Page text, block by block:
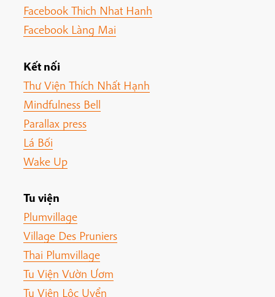
Facebook Thich Nhat Hanh
Facebook Làng Mai
Kết nối
Thư Viện Thích Nhất Hạnh
Mindfulness Bell
Parallax press
Lá Bối
Wake Up
Tu viện
Plumvillage
Village Des Pruniers
Thai Plumvillage
Tu Viện Vườn Ươm
Tu Viện Lộc Uyển